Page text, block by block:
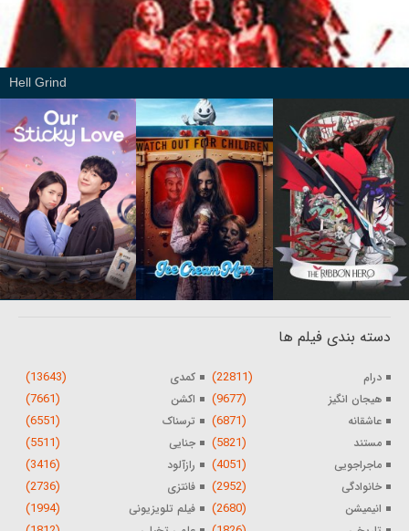
Hell Grind
دسته بندی فیلم ها
درام (22811) کمدی (13643)
هیجان انگیز (9677) اکشن (7661)
عاشقانه (6871) ترسناک (6551)
مستند (5821) جنایی (5511)
ماجراجویی (4051) رازآلود (3416)
خانوادگی (2952) فانتزی (2736)
انیمیشن (2680) فیلم تلویزیونی (1994)